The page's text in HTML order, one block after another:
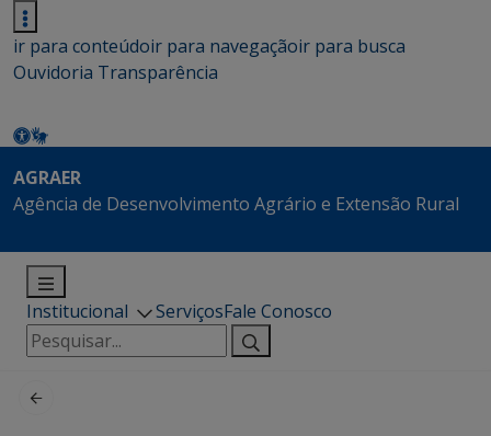
ir para conteúdoir para navegaçãoir para busca
Ouvidoria Transparência
AGRAER
Agência de Desenvolvimento Agrário e Extensão Rural
Institucional ServiçosFale Conosco
Pesquisar
por: